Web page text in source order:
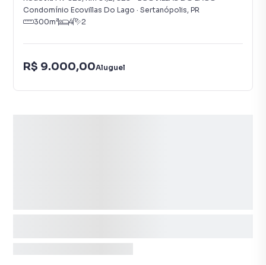
Condomínio Ecovillas Do Lago · Sertanópolis, PR
300m² 4 2
R$ 9.000,00Aluguel